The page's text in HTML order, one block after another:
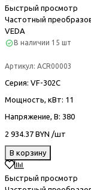
Быстрый просмотр
Частотный
VEDA
В наличии 15 шт
Артикул: ACR00003
Серия: VF-302С
Мощность, кВт: 11
Напряжение, В: 380
2 934.37 BYN /шт
В корзину
Быстрый просмотр